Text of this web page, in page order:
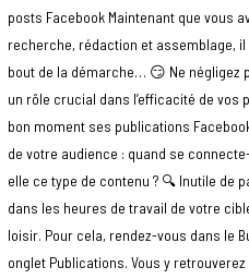
posts Facebook Maintenant que vous
recherche, rédaction et assemblage,
bout de la démarche… 😏 Ne négligez
un rôle crucial dans l’efficacité de vos
bon moment ses publications
de votre audience : quand se
elle ce type de contenu ? 🔍 Inutile de
dans les heures de travail de votre
loisir. Pour cela, rendez-vous dans le
onglet Publications. Vous y